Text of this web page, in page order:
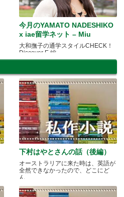
今月のYAMATO NADESHIKO
x iae留学ネット – Miu
大和撫子の通学スタイルCHECK！
Discover E.編
下村はやとさんの話（後編）
オーストラリアに来た時は、英語が
全然できなかったので、どこにど
ん.....